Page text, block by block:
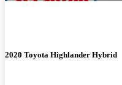
2020 Toyota Highlander Hybrid